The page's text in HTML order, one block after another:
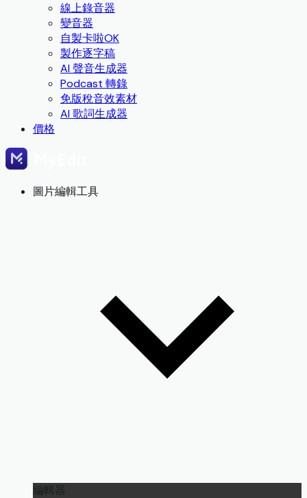
線上錄音器
變音器
自製卡啦OK
製作逐字稿
AI 聲音生成器
Podcast 轉錄
免版稅音效素材
AI 歌詞生成器
價格
圖片編輯工具
編輯器